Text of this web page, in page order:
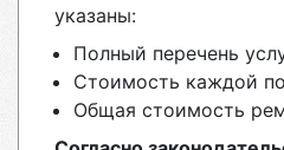
указаны:
Полный перечень
Стоимость каждой
Общая стоимость